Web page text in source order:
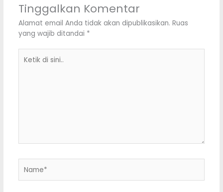
Tinggalkan Komentar
Alamat email Anda tidak akan dipublikasikan. Ruas
yang wajib ditandai *